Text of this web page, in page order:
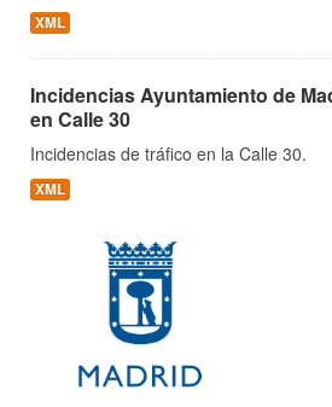
XML
Incidencias Ayuntamiento de
en Calle 30
Incidencias de tráfico en la Calle 30.
XML